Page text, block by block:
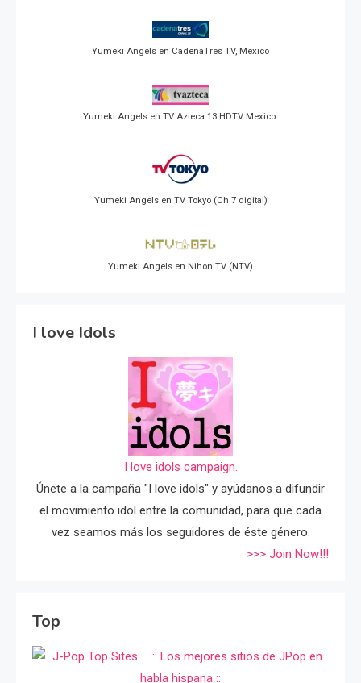
Yumeki Angels en CadenaTres TV, Mexico
Yumeki Angels en TV Azteca 13 HDTV Mexico.
Yumeki Angels en TV Tokyo (Ch 7 digital)
Yumeki Angels en Nihon TV (NTV)
I love Idols
I love idols campaign.
Únete a la campaña "I love idols" y ayúdanos a difundir
el movimiento idol entre la comunidad, para que cada
vez seamos más los seguidores de éste género.
>>> Join Now!!!
Top